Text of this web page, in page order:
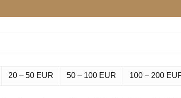
20 – 50 EUR 50 – 100 EUR 100 – 200